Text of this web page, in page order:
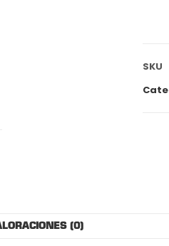
SKU
(0)